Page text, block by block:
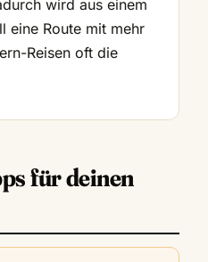
wird aus einem
eine Route mit mehr
Reisen oft die
für deinen